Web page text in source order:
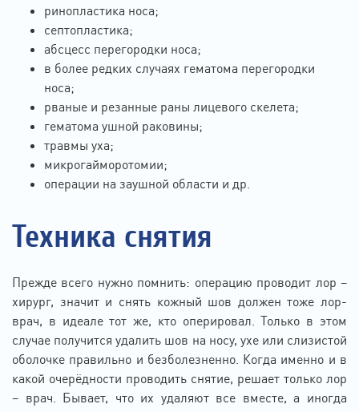
ринопластика носа;
септопластика;
абсцесс перегородки носа;
в более редких случаях гематома перегородки
носа;
рваные и резанные раны лицевого скелета;
гематома ушной раковины;
травмы уха;
микрогайморотомии;
операции на заушной области и др.
Техника снятия
Прежде всего нужно помнить: операцию проводит лор –
хирург, значит и снять кожный шов должен тоже лор-
врач, в идеале тот же, кто оперировал. Только в этом
случае получится удалить шов на носу, ухе или слизистой
оболочке правильно и безболезненно. Когда именно и в
какой очерёдности проводить снятие, решает только лор
– врач. Бывает, что их удаляют все вместе, а иногда